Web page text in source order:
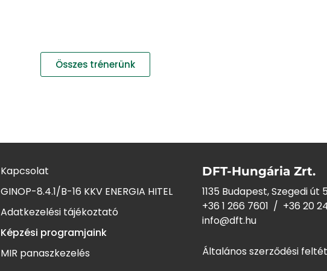
Összes trénerünk
Kapcsolat
GINOP-8.4.1/B-16 KKV ENERGIA HITEL
Adatkezelési tájékoztató
Képzési programjaink
MIR panaszkezelés
DFT-Hungária Zrt.
1135 Budapest, Szegedi út
+36 1 266 7601 / +36 20
info@dft.hu
Általános szerződési